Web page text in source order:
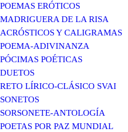
POEMAS ERÓTICOS
MADRIGUERA DE LA RISA
ACRÓSTICOS Y CALIGRAMAS
POEMA-ADIVINANZA
PÓCIMAS POÉTICAS
DUETOS
RETO LÍRICO-CLÁSICO SVAI
SONETOS
SORSONETE-ANTOLOGÍA
POETAS POR PAZ MUNDIAL